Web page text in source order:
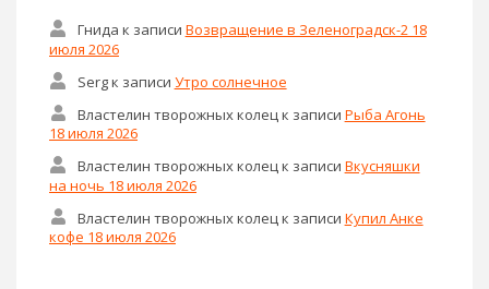
Гнида к записи Возвращение в Зеленоградск-2 18
июля 2026
Sergк записи Утро солнечное
Властелин творожных колец к записи Рыба Агонь
18 июля 2026
Властелин творожных колецк записи Вкусняшки
на ночь 18 июля 2026
Властелин творожных колец к записи Купил Анке
кофе 18 июля 2026